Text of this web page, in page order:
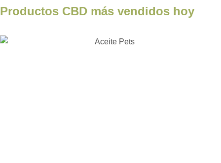
Productos CBD más vendidos hoy